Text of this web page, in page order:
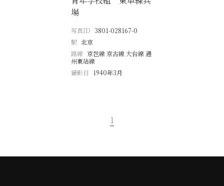
場
写真ID 3801-028167-0
駅 北京
路線 京包線 京古線 大台線 通
州東站線
撮影日
1940年3月
1